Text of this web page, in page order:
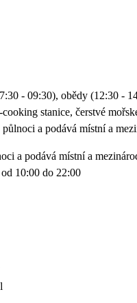
- 09:30), obědy (12:30 -
stanice, čerstvé
a podává místní a
a podává místní a
10:00 do 22:00